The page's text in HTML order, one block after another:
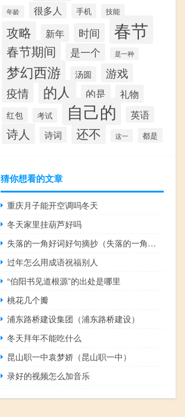
年龄 很多人 手机 技能
攻略 新年 时间 春节
春节期间 是一个 是一种
梦幻西游 汤圆 游戏
疫情 的人 的是 礼物
红包 考试 自己的 英语
诗人 诗词 还不 这一 都是
猜你想看的文章
重庆月子能开空调吗冬天
冬天家里挂葫芦好吗
失落的一角好词好句摘抄（失落的一角好词好句）
过年怎么用成语祝福别人
“伯阳书见道根源”的出处是哪里
桃花几个瓣
浦东路桥建设集团（浦东路桥建设）
冬天拜年不能吃什么
昆山职一中袁梦娇（昆山职一中）
录好的视频怎么加音乐